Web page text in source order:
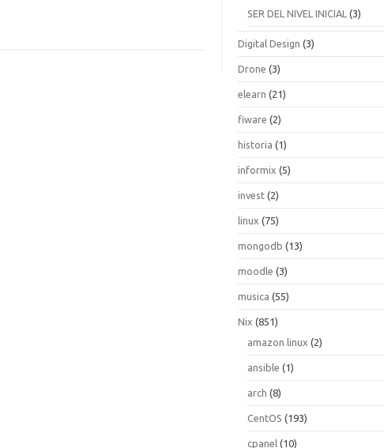
SER DEL NIVEL INICIAL (3)
Digital Design (3)
Drone (3)
elearn (21)
fiware (2)
historia (1)
informix (5)
invest (2)
linux (75)
mongodb (13)
moodle (3)
musica (55)
Nix (851)
amazon linux (2)
ansible (1)
arch (8)
CentOS (193)
cpanel (10)